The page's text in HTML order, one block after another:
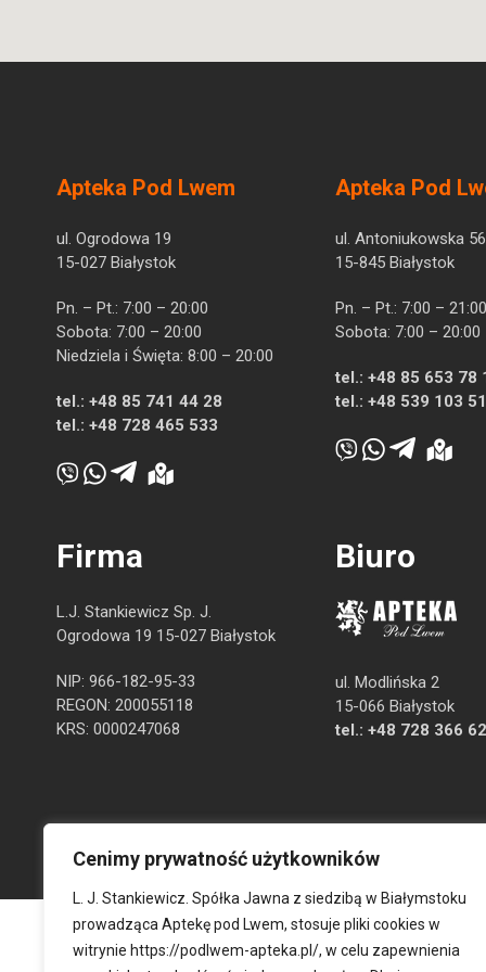
Cenimy prywatność użytkowników
L. J. Stankiewicz. Spółka Jawna z siedzibą w Białymstoku
prowadząca Aptekę pod Lwem, stosuje pliki cookies w
witrynie https://podlwem-apteka.pl/, w celu zapewnienia
Apteka Pod Lwem
ul. Ogrodowa 19
15-027 Białystok
Pn. – Pt.: 7:00 – 20:00
Sobota: 7:00 – 20:00
Niedziela i Święta: 8:00 – 20:00
tel.: +48 85 741 44 28
tel.: +48 728 465 533
Apteka Pod
ul. Antoniukowska 56
15-845 Białystok
Pn. – Pt.: 7:00 – 21:00
Sobota: 7:00 – 20:00
tel.: +48 85 653 78
tel.: +48 539 103
Firma
L.J. Stankiewicz Sp. J.
Ogrodowa 19 15-027 Białystok
NIP: 966-182-95-33
REGON: 200055118
KRS: 0000247068
Biuro
ul. Modlińska 2
15-066 Białystok
tel.: +48 728 366